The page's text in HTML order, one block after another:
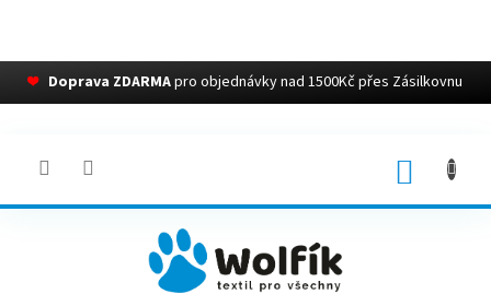
❤ Doprava ZDARMApro objednávky nad 1500Kč přes Zásilkovnu